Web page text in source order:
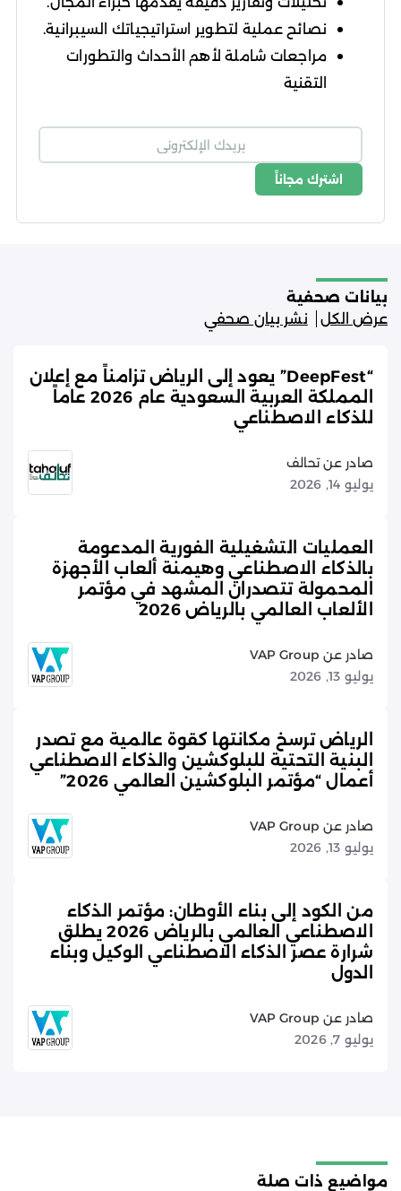
نصائح عملية لتطوير استراتيجياتك السيبرانية.
مراجعات شاملة لأهم الأحداث والتطورات
التقنية
اشترك مجاناً
بيانات صحفية
عرض الكل
نشر بيان صحفي
“DeepFest” يعود إلى الرياض تزامناً مع إعلان
المملكة العربية السعودية عام 2026 عاماً
للذكاء الاصطناعي
صادر عن تحالف
يوليو 14, 2026
العمليات التشغيلية الفورية المدعومة
بالذكاء الاصطناعي وهيمنة ألعاب الأجهزة
المحمولة تتصدران المشهد في مؤتمر
الألعاب العالمي بالرياض 2026
صادر عن VAP Group
يوليو 13, 2026
الرياض ترسخ مكانتها كقوة عالمية مع تصدر
البنية التحتية للبلوكشين والذكاء الاصطناعي
أعمال “مؤتمر البلوكشين العالمي 2026”
صادر عن VAP Group
يوليو 13, 2026
من الكود إلى بناء الأوطان: مؤتمر الذكاء
الاصطناعي العالمي بالرياض 2026 يطلق
شرارة عصر الذكاء الاصطناعي الوكيل وبناء
الدول
صادر عن VAP Group
يوليو 7, 2026
مواضيع ذات صلة